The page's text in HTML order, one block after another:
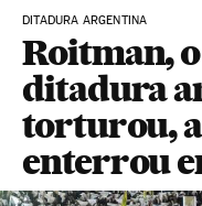
DITADURA ARGENTINA
Roitman,
ditadura
torturou,
enterrou